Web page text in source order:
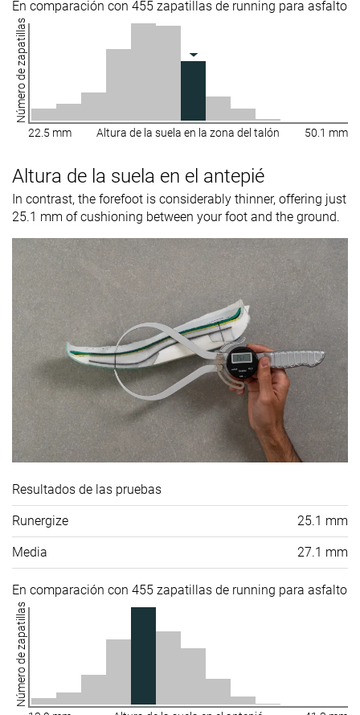
En comparación con 455 zapatillas de running para asfalto
Número de zapatillas
22.5 mm Altura de la suela en la zona del talón 50.1 mm
Altura de la suela en el antepié
In contrast, the forefoot is considerably thinner, offering just
25.1 mm of cushioning between your foot and the ground.
Resultados de las pruebas
Runergize 25.1 mm
Media 27.1 mm
En comparación con 455 zapatillas de running para asfalto
Número de zapatillas